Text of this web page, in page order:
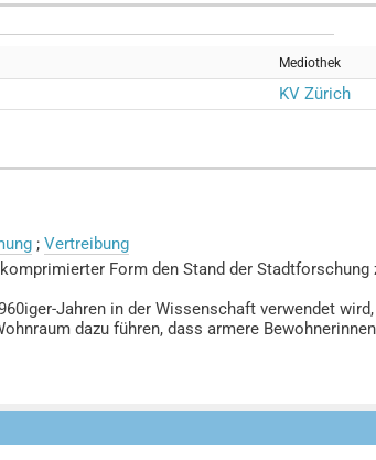
Mediothek
KV Zürich
; Vertreibung
Form den Stand der Stadtforschung
Jahren in der Wissenschaft verwendet
dazu führen, dass armere
ein allgemeines Prinzip von